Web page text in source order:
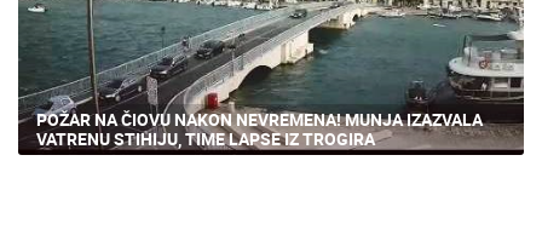
POŽAR NA ČIOVU NAKON NEVREMENA! MUNJA IZAZVALA
VATRENU STIHIJU, TIME LAPSE IZ TROGIRA